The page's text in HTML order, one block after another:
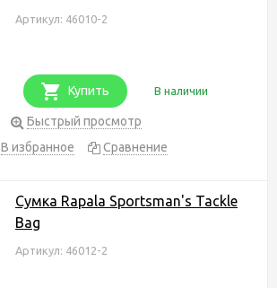
Артикул: 46010-2
Купить В наличии
Быстрый просмотр
В избранное
Сравнение
Сумка Rapala Sportsman's Tackle
Bag
Артикул: 46012-2